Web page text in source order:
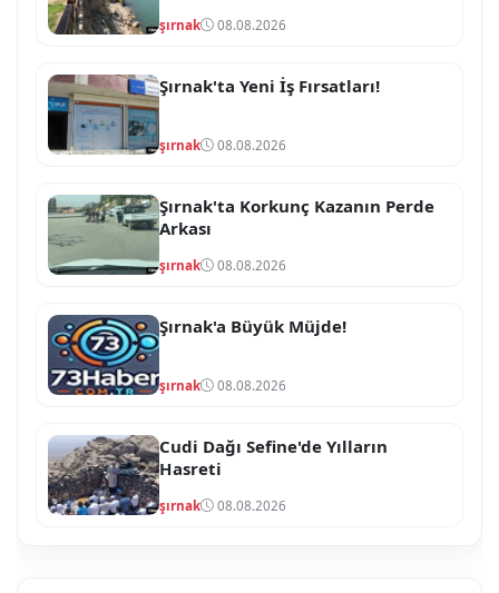
şırnak 08.08.2026
Şırnak'ta Yeni İş Fırsatları!
şırnak 08.08.2026
Şırnak'ta Korkunç Kazanın Perde
Arkası
şırnak 08.08.2026
Şırnak'a Büyük Müjde!
şırnak 08.08.2026
Cudi Dağı Sefine'de Yılların
Hasreti
şırnak 08.08.2026